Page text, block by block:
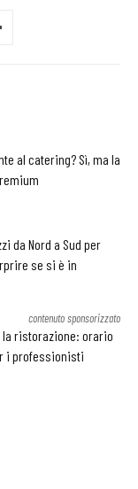
al catering? Sì, ma la
da Nord a Sud per
se si è in
contenuto sponsorizzato
ristorazione: orario
i professionisti